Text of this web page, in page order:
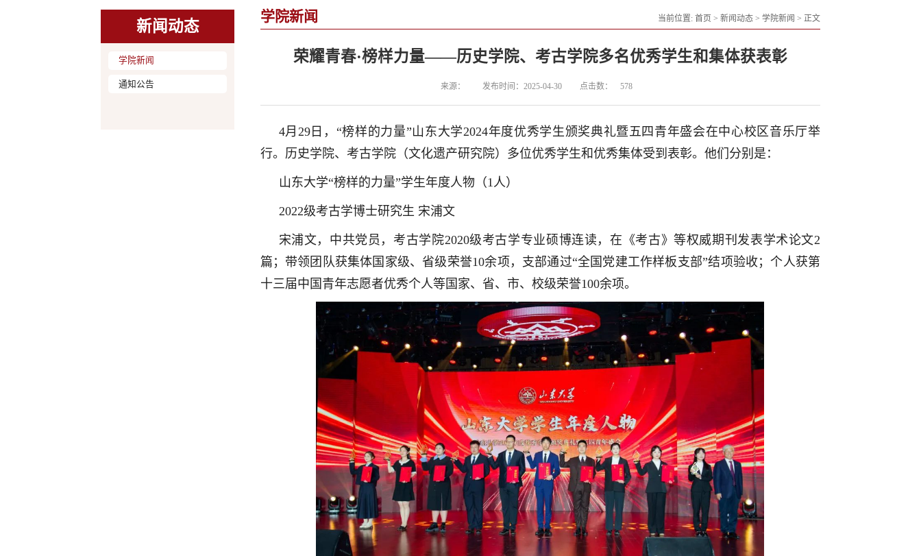
新闻动态
学院新闻
通知公告
当前位置: 首页 > 新闻动态 > 学院新闻 > 正文
学院新闻
荣耀青春·榜样力量——历史学院、考古学院多名优秀学生和集体获表彰
来源： 发布时间：2025-04-30 点击数： 578
4月29日，“榜样的力量”山东大学2024年度优秀学生颁奖典礼暨五四青年盛会在中心校区音乐厅举
行。历史学院、考古学院（文化遗产研究院）多位优秀学生和优秀集体受到表彰。他们分别是：
山东大学“榜样的力量”学生年度人物（1人）
2022级考古学博士研究生 宋浦文
宋浦文，中共党员，考古学院2020级考古学专业硕博连读，在《考古》等权威期刊发表学术论文2
篇；带领团队获集体国家级、省级荣誉10余项，支部通过“全国党建工作样板支部”结项验收；个人获第
十三届中国青年志愿者优秀个人等国家、省、市、校级荣誉100余项。